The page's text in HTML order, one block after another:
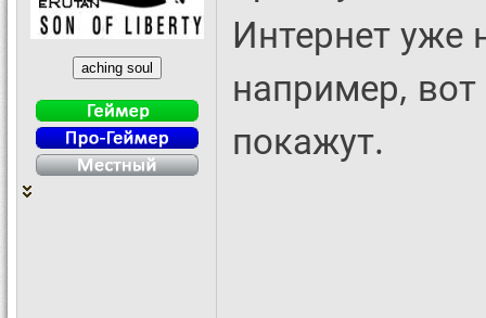
Интернет уже
например,
покажут.